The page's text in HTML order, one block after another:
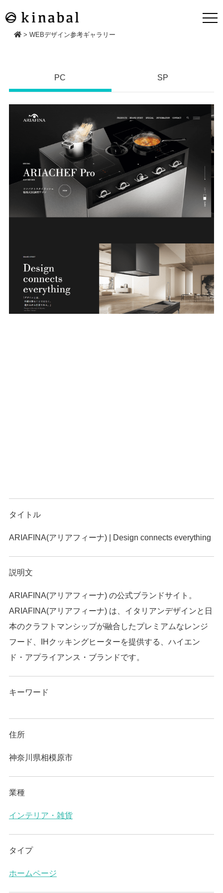
> WEBデザイン参考ギャラリー
PC SP
タイトル
ARIAFINA(アリアフィーナ) | Design connects everything
説明文
ARIAFINA(アリアフィーナ) の公式ブランドサイト。
ARIAFINA(アリアフィーナ) は、イタリアンデザインと日
本のクラフトマンシップが融合したプレミアムなレンジ
フード、IHクッキングヒーターを提供する、ハイエン
ド・アプライアンス・ブランドです。
キーワード
住所
神奈川県相模原市
業種
インテリア・雑貨
タイプ
ホームページ